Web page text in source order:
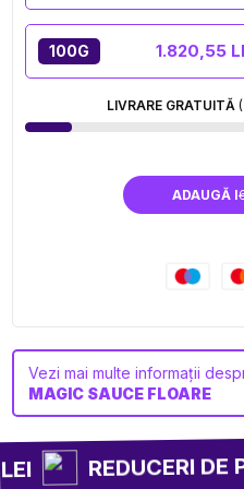
100G 1.820,55
LIVRARE GRATUITĂ
ADAUGĂ I
Vezi mai multe informații
MAGIC SAUCE FLOARE
REDUCERI DE